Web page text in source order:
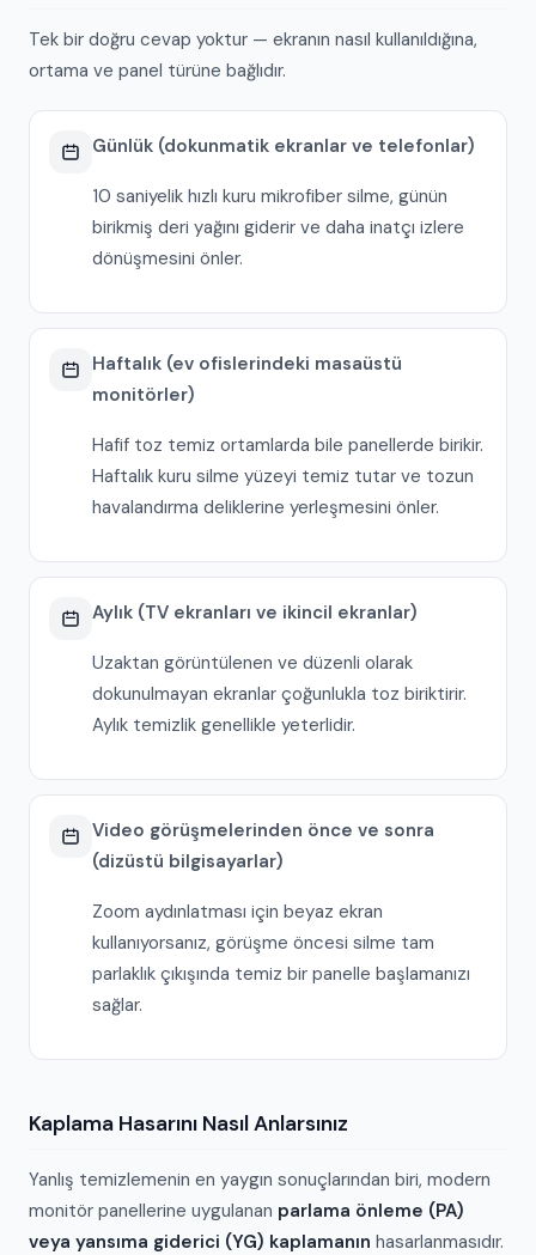
Tek bir doğru cevap yoktur — ekranın nasıl kullanıldığına,
ortama ve panel türüne bağlıdır.
Günlük (dokunmatik ekranlar ve telefonlar)
10 saniyelik hızlı kuru mikrofiber silme, günün
birikmiş deri yağını giderir ve daha inatçı izlere
dönüşmesini önler.
Haftalık (ev ofislerindeki masaüstü
monitörler)
Hafif toz temiz ortamlarda bile panellerde birikir.
Haftalık kuru silme yüzeyi temiz tutar ve tozun
havalandırma deliklerine yerleşmesini önler.
Aylık (TV ekranları ve ikincil ekranlar)
Uzaktan görüntülenen ve düzenli olarak
dokunulmayan ekranlar çoğunlukla toz biriktirir.
Aylık temizlik genellikle yeterlidir.
Video görüşmelerinden önce ve sonra
(dizüstü bilgisayarlar)
Zoom aydınlatması için beyaz ekran
kullanıyorsanız, görüşme öncesi silme tam
parlaklık çıkışında temiz bir panelle başlamanızı
sağlar.
Kaplama Hasarını Nasıl Anlarsınız
Yanlış temizlemenin en yaygın sonuçlarından biri, modern
monitör panellerine uygulanan parlama önleme (PA)
veya yansıma giderici (YG) kaplamanın hasarlanmasıdır.